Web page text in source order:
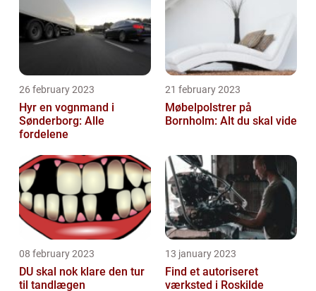
26 february 2023
Hyr en vognmand i
Sønderborg: Alle
fordelene
21 february 2023
Møbelpolstrer på
Bornholm: Alt du skal vide
08 february 2023
DU skal nok klare den tur
til tandlægen
13 january 2023
Find et autoriseret
værksted i Roskilde